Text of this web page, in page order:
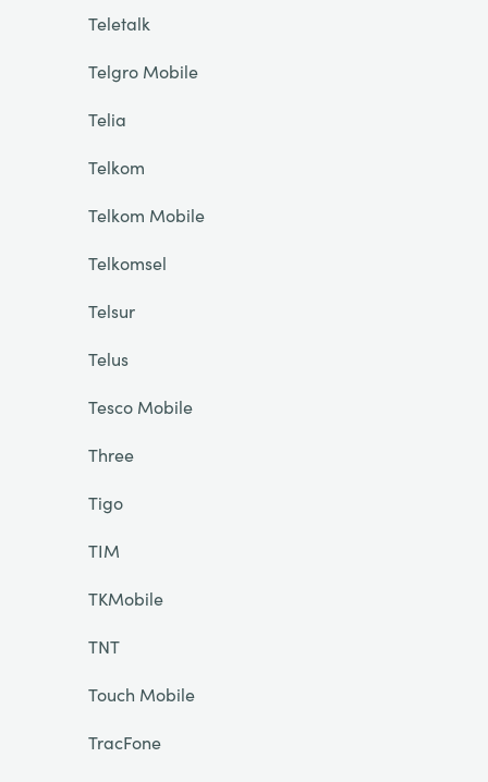
Teletalk
Telgro Mobile
Telia
Telkom
Telkom Mobile
Telkomsel
Telsur
Telus
Tesco Mobile
Three
Tigo
TIM
TKMobile
TNT
Touch Mobile
TracFone